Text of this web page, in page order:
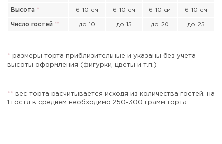
Высота * 6-10 см 6-10 см 6-10 см 6-10 см
Число гостей ** до 10 до 15 до 20 до 25
*
размеры торта приблизительные и указаны без учета
высоты оформления (фигурки, цветы и т.п.)
* *
вес торта расчитывается исходя из количества гостей. на
1 гостя в среднем необходимо 250-300 грамм торта
Прикрепить файл или фото
Отправить